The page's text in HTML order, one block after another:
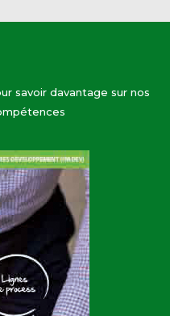
savoir davantage sur nos